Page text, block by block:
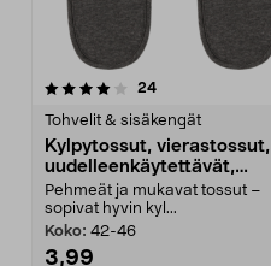
24arvostelut
Tohvelit & sisäkengät
Kylpytossut, vierastossut,
uudelleenkäytettävät,
harmaat
Pehmeät ja mukavat tossut –
sopivat hyvin kyl...
Koko: 42-46
3,99
4.0 viidestä